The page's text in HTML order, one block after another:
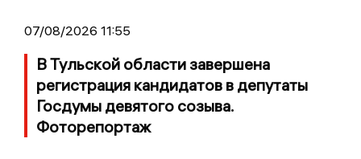
07/08/2026 11:55
В Тульской области завершена
регистрация кандидатов в депутаты
Госдумы девятого созыва.
Фоторепортаж